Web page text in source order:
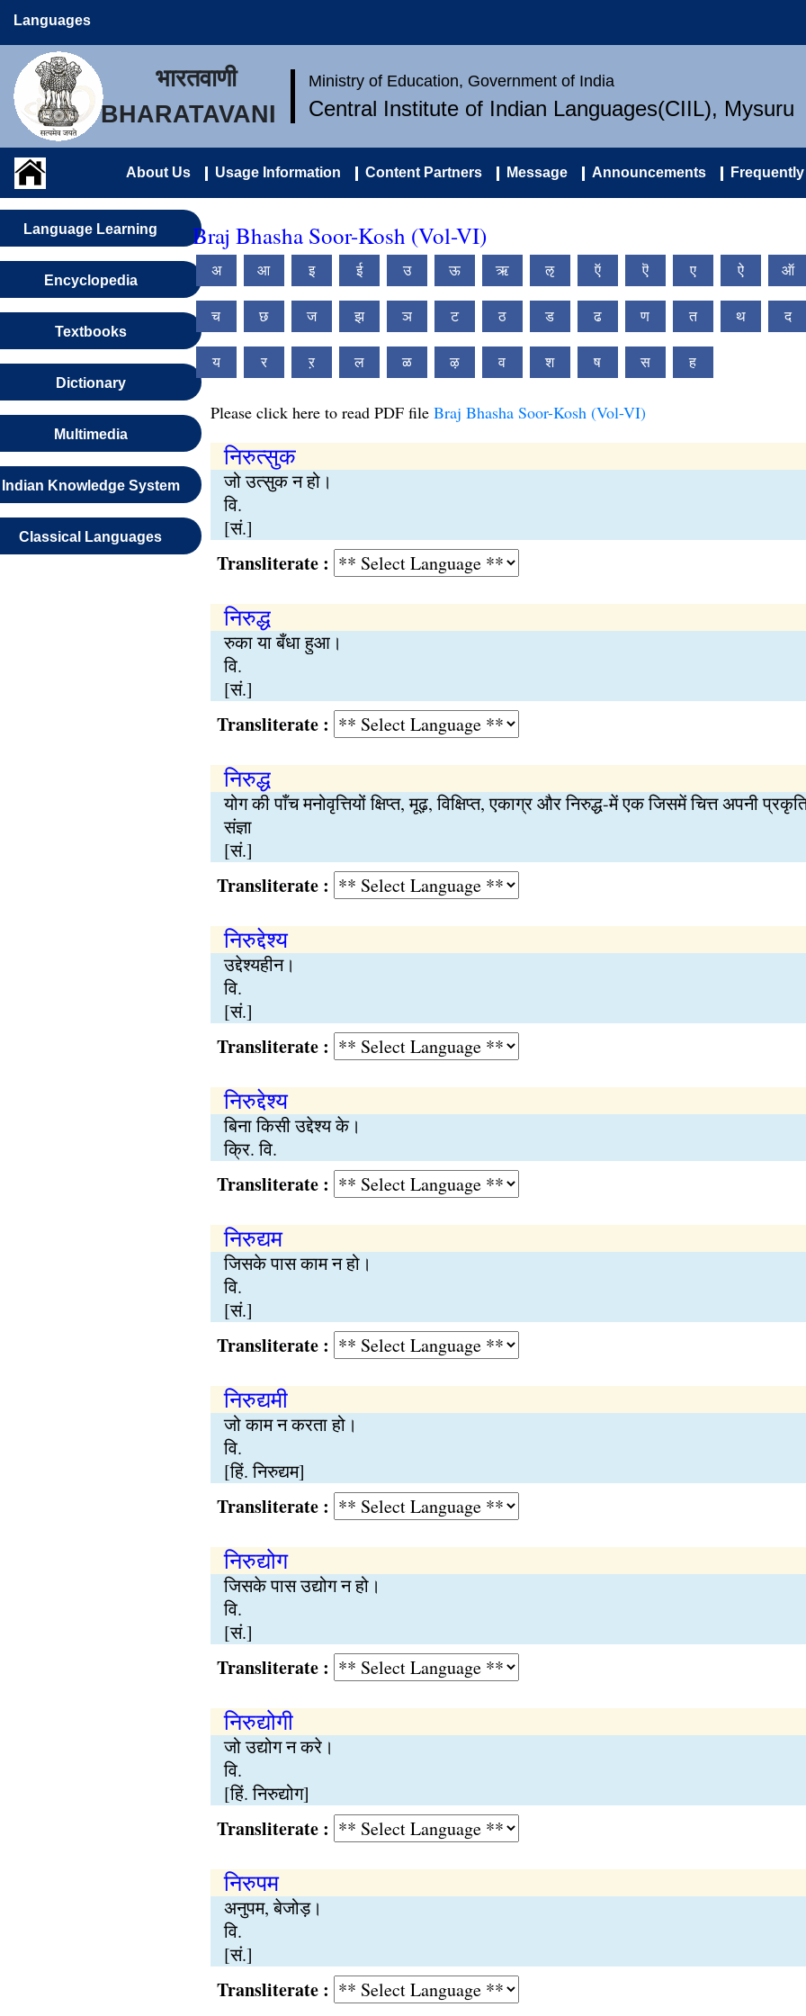
Languages
भारतवाणी
BHARATAVANI
Ministry of Education, Government of India
Central Institute of Indian Languages(CIIL), Mysuru
About Us Usage Information Content Partners Message Announcements
Language Learning
Encyclopedia
Textbooks
Dictionary
Multimedia
Indian Knowledge System
Classical Languages
Braj Bhasha Soor-Kosh (Vol-VI)
अ आ इ ई उ ऊ ऋ ऌ ऍ ऎ ए ऐ ऑ
च छ ज झ ञ ट ठ ड ढ ण त थ द
य र ऱ ल ळ ऴ व श ष स ह
Please click here to read PDF file Braj Bhasha Soor-Kosh (Vol-VI)
निरुत्सुक
जो उत्सुक न हो।
वि.
[सं.]
Transliterate :
निरुद्ध
रुका या बँधा हुआ।
वि.
[सं.]
Transliterate :
निरुद्ध
योग की पाँच मनोवृत्तियों क्षिप्त, मूढ़, विक्षिप्त, एकाग्र और निरुद्ध-में एक जिसमें चित्त अपनी
संज्ञा
[सं.]
Transliterate :
निरुद्देश्य
उद्देश्यहीन।
वि.
[सं.]
Transliterate :
निरुद्देश्य
बिना किसी उद्देश्य के।
क्रि. वि.
Transliterate :
निरुद्यम
जिसके पास काम न हो।
वि.
[सं.]
Transliterate :
निरुद्यमी
जो काम न करता हो।
वि.
[हिं. निरुद्यम]
Transliterate :
निरुद्योग
जिसके पास उद्योग न हो।
वि.
[सं.]
Transliterate :
निरुद्योगी
जो उद्योग न करे।
वि.
[हिं. निरुद्योग]
Transliterate :
निरुपम
अनुपम, बेजोड़।
वि.
[सं.]
Transliterate :